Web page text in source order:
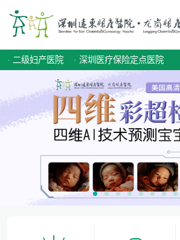
· 二级妇产医院 · 深圳医疗保险定点医院
备孕迟迟怀不上，问题到底出
爱有光，愈未来！深圳远东龙岗妇产医院儿童康复